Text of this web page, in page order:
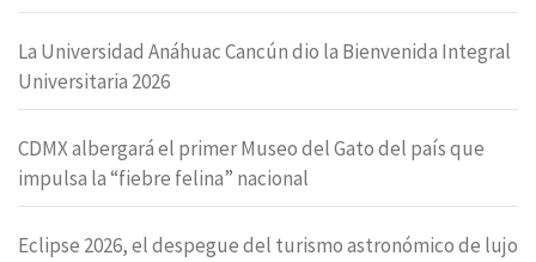
La Universidad Anáhuac Cancún dio la Bienvenida Integral
Universitaria 2026
CDMX albergará el primer Museo del Gato del país que
impulsa la “fiebre felina” nacional
Eclipse 2026, el despegue del turismo astronómico de lujo